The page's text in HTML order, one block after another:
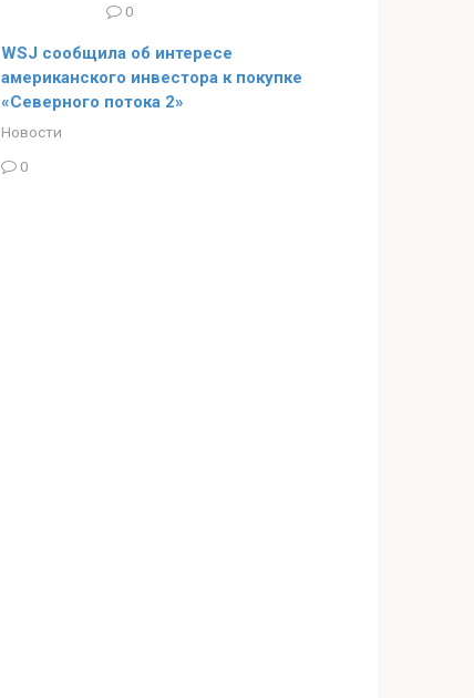
0
WSJ сообщила об интересе
американского инвестора к покупке
«Северного потока 2»
Новости
0